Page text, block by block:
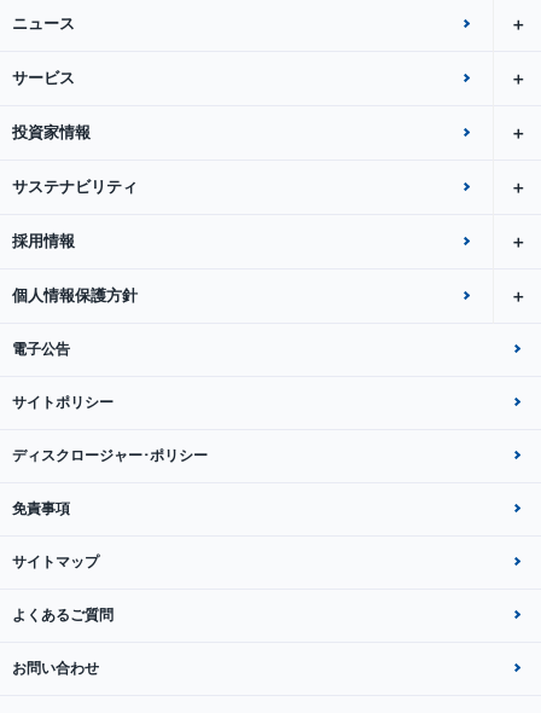
ニュース
サービス
投資家情報
サステナビリティ
採用情報
個人情報保護方針
電子公告
サイトポリシー
ディスクロージャー･ポリシー
免責事項
サイトマップ
よくあるご質問
お問い合わせ